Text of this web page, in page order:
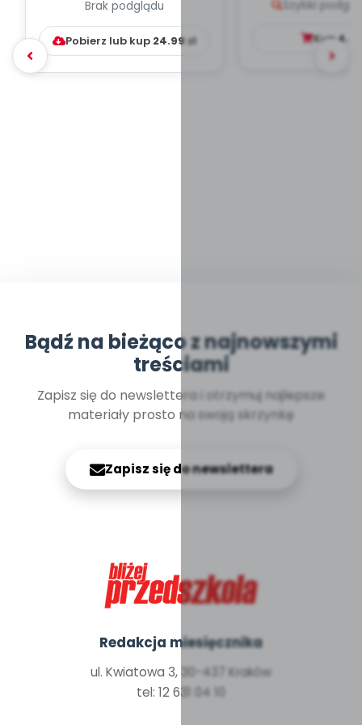
WYCHOWAWCZO –
DYDAKTYC...
Brak podglądu
Pobierz lub kup 24.99zł
Szybki
Kup
Bądź na bieżąco z najnowszymi
treściami
Zapisz się do newslettera i otrzymuj najlepsze
materiały prosto na swoją skrzynkę
Zapisz się do newslettera
Redakcja miesięcznika
ul. Kwiatowa 3, 30-437 Kraków
tel: 12 631 04 10